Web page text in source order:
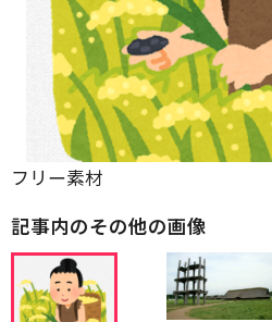
フリー素材
記事内のその他の画像